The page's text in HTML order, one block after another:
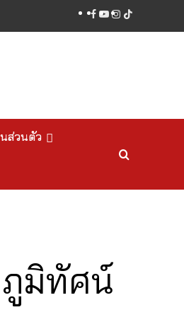
facebook
youtube
instagram
tiktok
ส่วนตัว
มิทัศน์